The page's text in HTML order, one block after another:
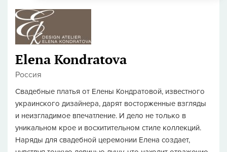
Elena Kondratova
Россия
Свадебные платья от Елены Кондратовой, известного
украинского дизайнера, дарят восторженные взгляды
и неизгладимое впечатление. И дело не только в
уникальном крое и восхитительном стиле коллекций.
Наряды для свадебной церемонии Елена создает,